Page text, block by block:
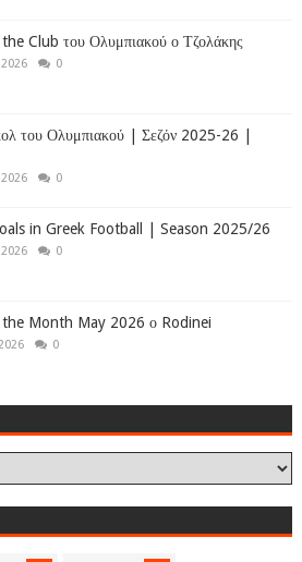
Club του Ολυμπιακού ο Τζολάκης
2026 0
του Ολυμπιακού | Σεζόν 2025-26 |
2026 0
in Greek Football | Season 2025/26
2026 0
Month May 2026 ο Rodinei
0